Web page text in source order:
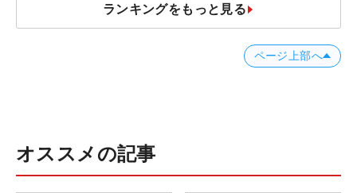
ランキングをもっと見る
ページ上部へ
オススメの記事